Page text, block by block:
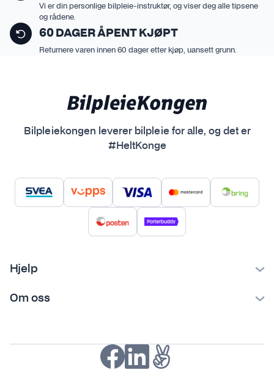
Vi er din personlige bilpleie-instruktør, og viser deg alle tipsene
og rådene.
60 DAGER ÅPENT KJØPT
Returnere varen innen 60 dager etter kjøp, uansett grunn.
Bilpleiekongen leverer bilpleie for alle, og det er
#HeltKonge
Hjelp
Ofte stilte spørsmål
Om oss